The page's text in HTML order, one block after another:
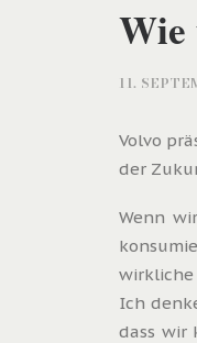
Wie
11.
Volvo
der
Wenn
wirkliche
Ich
dass wir